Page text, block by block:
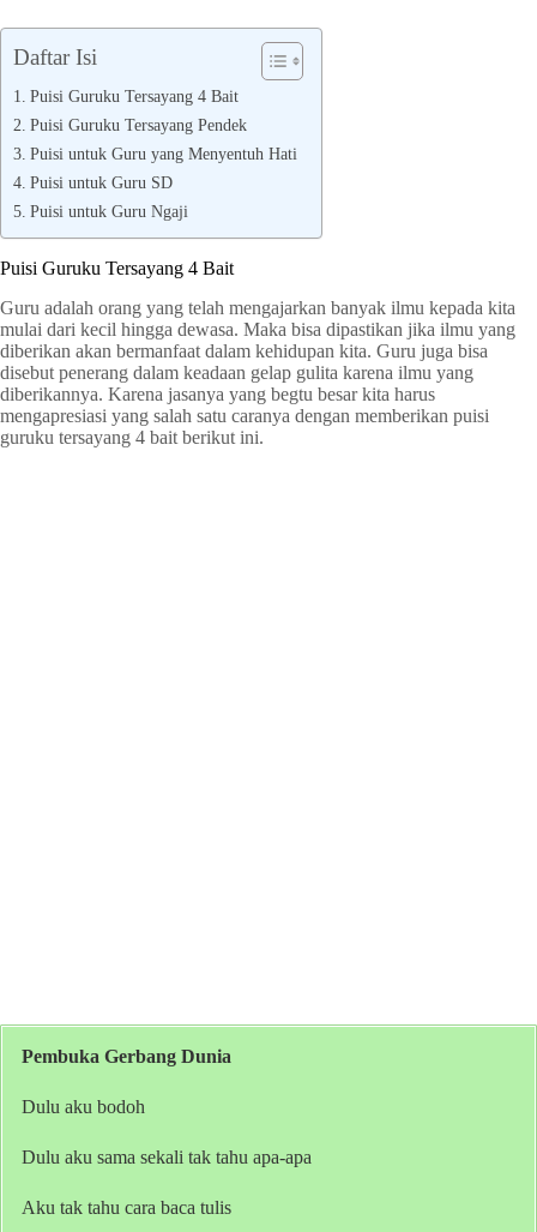
Daftar Isi
Puisi Guruku Tersayang 4 Bait
Puisi Guruku Tersayang Pendek
Puisi untuk Guru yang Menyentuh Hati
Puisi untuk Guru SD
Puisi untuk Guru Ngaji
Puisi Guruku Tersayang 4 Bait
Guru adalah orang yang telah mengajarkan banyak ilmu kepada kita
mulai dari kecil hingga dewasa. Maka bisa dipastikan jika ilmu yang
diberikan akan bermanfaat dalam kehidupan kita. Guru juga bisa
disebut penerang dalam keadaan gelap gulita karena ilmu yang
diberikannya. Karena jasanya yang begtu besar kita harus
mengapresiasi yang salah satu caranya dengan memberikan puisi
guruku tersayang 4 bait berikut ini.
Pembuka Gerbang Dunia
Dulu aku bodoh
Dulu aku sama sekali tak tahu apa-apa
Aku tak tahu cara baca tulis